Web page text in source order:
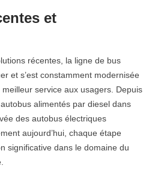
et
récentes, la ligne de bus
et s’est constamment modernisée
service aux usagers. Depuis
alimentés par diesel dans
des autobus électriques
aujourd’hui, chaque étape
significative dans le domaine du